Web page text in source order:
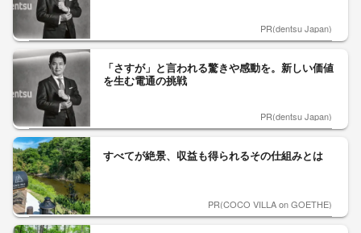
PR(dentsu Japan)
「さすが」と言われる驚きや感動を。新しい価値
を生む電通の挑戦
PR(dentsu Japan)
すべてが絶景、収益も得られるその仕組みとは
PR(COCO VILLA on GOETHE)